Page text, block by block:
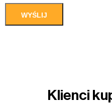
Klienci